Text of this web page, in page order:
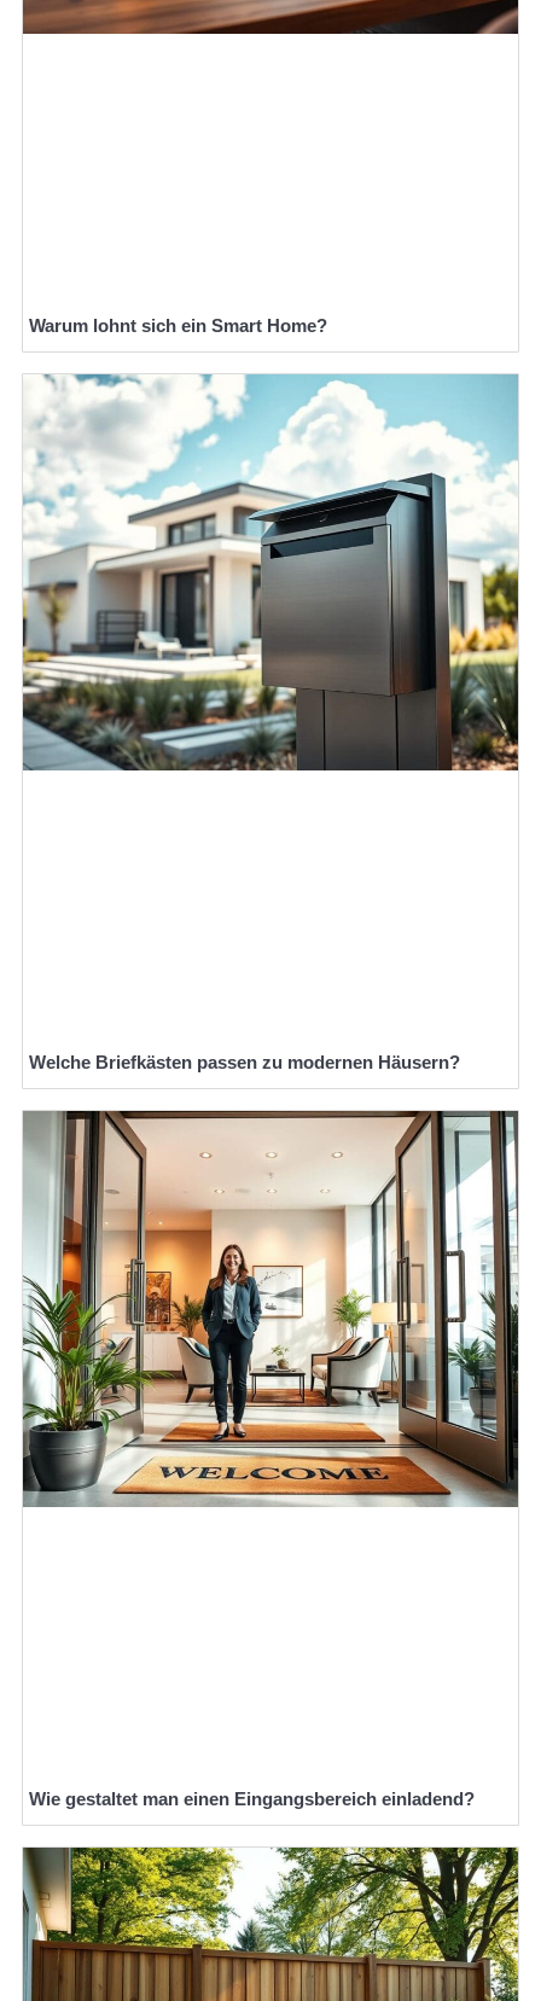
Warum lohnt sich ein Smart Home?
Welche Briefkästen passen zu modernen Häusern?
Wie gestaltet man einen Eingangsbereich einladend?